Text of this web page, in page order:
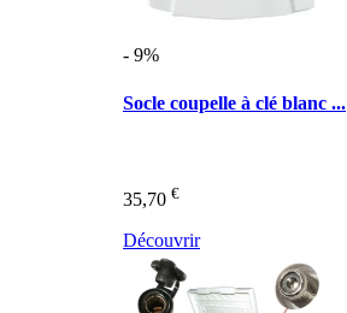
- 9%
Socle coupelle à clé blanc ...
35,70 €
Découvrir